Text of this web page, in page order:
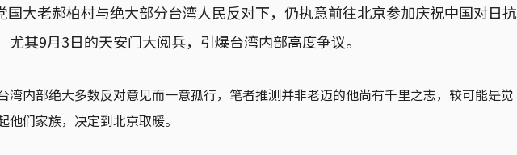
国大老郝柏村与绝大部分台湾人民反对下，仍执意前往北京参加庆祝中国对日抗
尤其9月3日的天安门大阅兵，引爆台湾内部高度争议。
湾内部绝大多数反对意见而一意孤行，笔者推测并非老迈的他尚有千里之志，较可能是觉
他们家族，决定到北京取暖。